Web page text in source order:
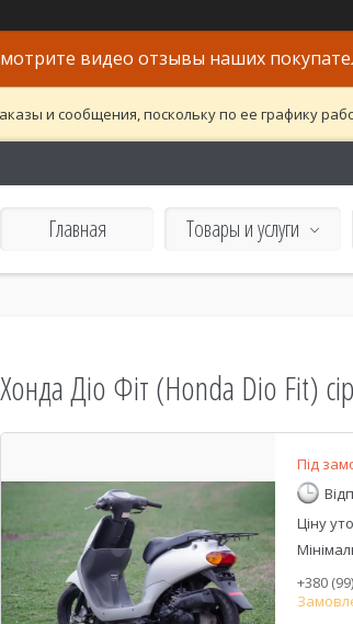
видео отзывы наших
и сообщения, поскольку по ее графику
Главная Товары и услуги
Хонда Діо Фіт (Honda Dio Fit)
Під
Ціну
+380